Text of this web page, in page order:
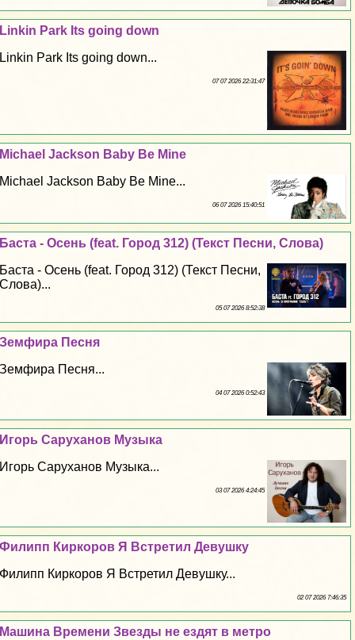
Linkin Park Its going down
Linkin Park Its going down...
07 07 2026 22:31:47
Michael Jackson Baby Be Mine
Michael Jackson Baby Be Mine...
06 07 2026 15:40:51
Баста - Осень (feat. Город 312) (Текст Песни, Слова)
Баста - Осень (feat. Город 312) (Текст Песни,
Слова)...
05 07 2026 8:52:38
Земфира Песня
Земфира Песня...
04 07 2026 0:52:43
Игорь Саруханов Музыка
Игорь Саруханов Музыка...
03 07 2026 4:24:45
Филипп Киркоров Я Встретил Дeвyшку
Филипп Киркоров Я Встретил Дeвyшку...
02 07 2026 7:46:35
Машина Времени Звезды не ездят в метро